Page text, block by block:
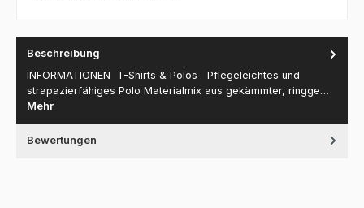
Beschreibung
INFORMATIONEN T-Shirts & Polos Pflegeleichtes und
strapazierfähiges Polo Materialmix aus gekämmter, ringge…
Mehr
Bewertungen